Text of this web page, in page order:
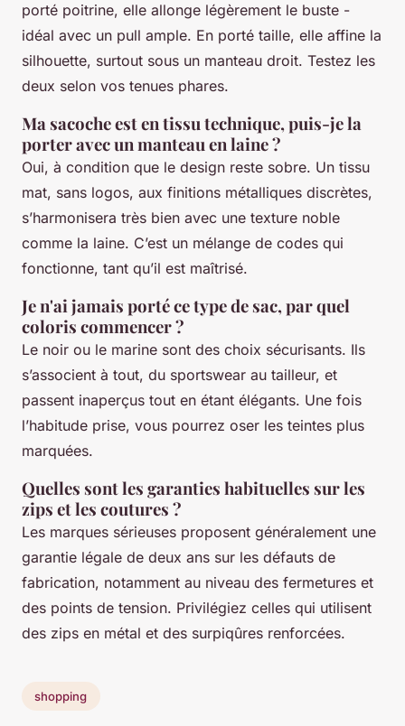
porté poitrine, elle allonge légèrement le buste -
idéal avec un pull ample. En porté taille, elle affine la
silhouette, surtout sous un manteau droit. Testez les
deux selon vos tenues phares.
Ma sacoche est en tissu technique, puis-je la
porter avec un manteau en laine ?
Oui, à condition que le design reste sobre. Un tissu
mat, sans logos, aux finitions métalliques discrètes,
s’harmonisera très bien avec une texture noble
comme la laine. C’est un mélange de codes qui
fonctionne, tant qu’il est maîtrisé.
Je n'ai jamais porté ce type de sac, par quel
coloris commencer ?
Le noir ou le marine sont des choix sécurisants. Ils
s’associent à tout, du sportswear au tailleur, et
passent inaperçus tout en étant élégants. Une fois
l’habitude prise, vous pourrez oser les teintes plus
marquées.
Quelles sont les garanties habituelles sur les
zips et les coutures ?
Les marques sérieuses proposent généralement une
garantie légale de deux ans sur les défauts de
fabrication, notamment au niveau des fermetures et
des points de tension. Privilégiez celles qui utilisent
des zips en métal et des surpiqûres renforcées.
shopping